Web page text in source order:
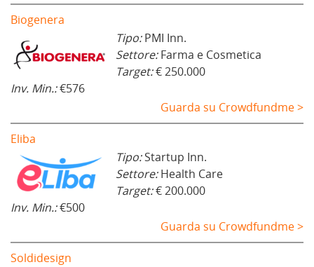
Biogenera
Tipo:PMI Inn.
Settore:Farma e Cosmetica
Target:€ 250.000
Inv. Min.:€576
Guarda su Crowdfundme >
Eliba
Tipo:Startup Inn.
Settore:Health Care
Target:€ 200.000
Inv. Min.:€500
Guarda su Crowdfundme >
Soldidesign